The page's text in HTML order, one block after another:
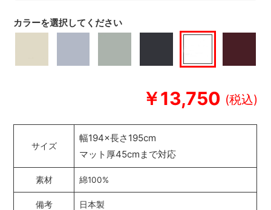
￥13,750
カラーを選択してください
サイズ
幅194×長さ195cm
マット厚45cmまで対応
素材 綿100%
備考 日本製